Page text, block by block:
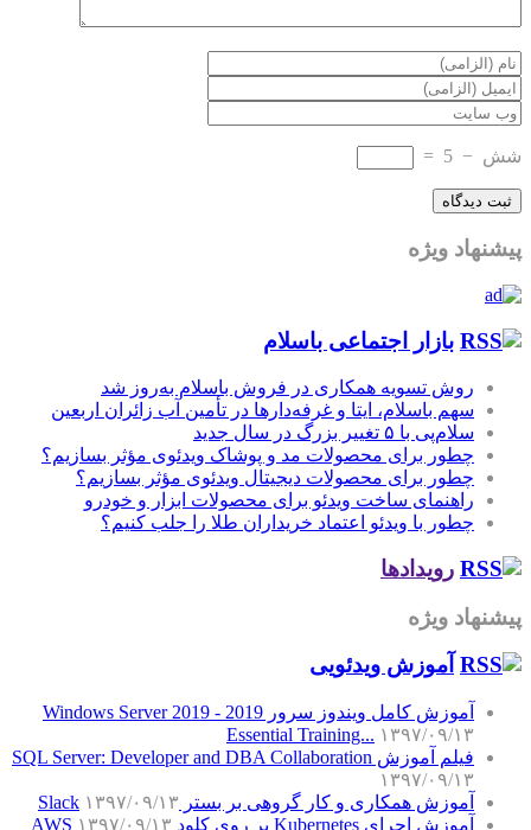
شش −
5
=
پیشنهاد ویژه
بازار اجتماعی باسلام
روش تسویه همکاری در فروش باسلام به‌روز شد
سهم باسلام، ایتا و غرفه‌دارها در تأمین آب زائران اربعین
سلام‌پی با ۵ تغییر بزرگ در سال جدید
چطور برای محصولات مد و پوشاک ویدئوی مؤثر بسازیم؟
چطور برای محصولات دیجیتال ویدئوی مؤثر بسازیم؟
راهنمای ساخت ویدئو برای محصولات ابزار و خودرو
چطور با ویدئو اعتماد خریداران طلا را جلب کنیم؟
رویدادها
پیشنهاد ویژه
آموزش‌ ویدئویی
آموزش کامل ویندوز سرور 2019 - Windows Server 2019
Essential Training... ۱۳۹۷/۰۹/۱۳
فیلم آموزش SQL Server: Developer and DBA Collaboration
۱۳۹۷/۰۹/۱۳
آموزش همکاری و کار گروهی بر بستر Slack ۱۳۹۷/۰۹/۱۳
آموزش اجرای Kubernetes بر روی کلود AWS
۱۳۹۷/۰۹/۱۳